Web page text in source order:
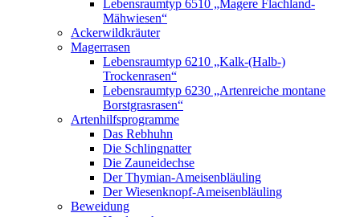
Lebensraumtyp 6510 „Magere Flachland-
Mähwiesen“
Ackerwildkräuter
Magerrasen
Lebensraumtyp 6210 „Kalk-(Halb-)
Trockenrasen“
Lebensraumtyp 6230 „Artenreiche montane
Borstgrasrasen“
Artenhilfsprogramme
Das Rebhuhn
Die Schlingnatter
Die Zauneidechse
Der Thymian-Ameisenbläuling
Der Wiesenknopf-Ameisenbläuling
Beweidung